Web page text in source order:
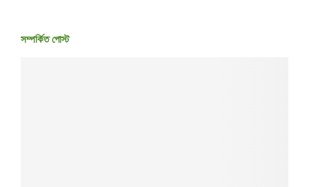
সম্পর্কিত পোস্ট